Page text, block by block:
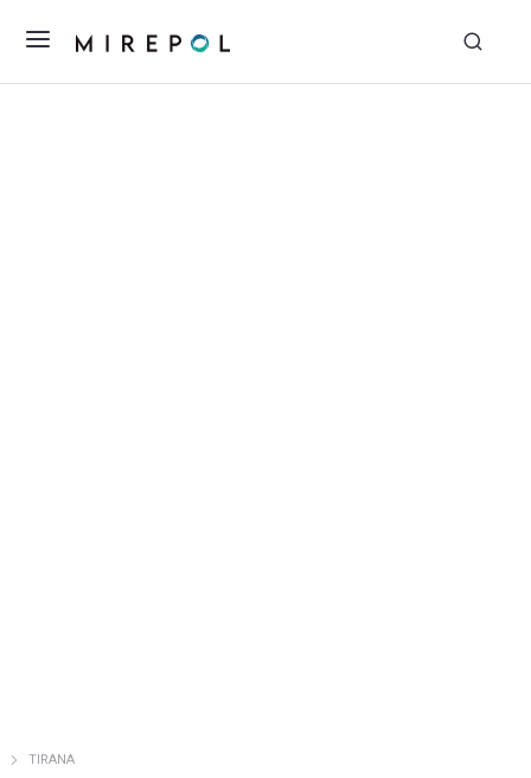
Estás aquí:
TIRANA